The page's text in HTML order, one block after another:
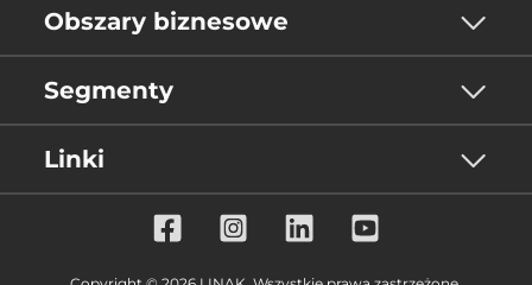
Obszary biznesowe
Segmenty
Linki